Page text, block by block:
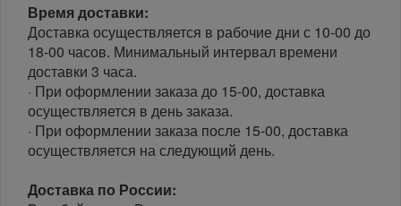
Время доставки:
Доставка осуществляется в рабочие дни с 10-00 до
18-00 часов. Минимальный интервал времени
доставки 3 часа.
· При оформлении заказа до 15-00, доставка
осуществляется в день заказа.
· При оформлении заказа после 15-00, доставка
осуществляется на следующий день.
Доставка по России: